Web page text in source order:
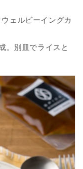
ェルビーイングカ
。別皿でライスと